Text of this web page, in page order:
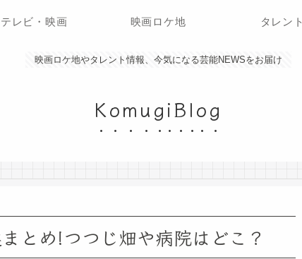
映画ロケ地やタレント情報、今気になる芸能NEWSをお届け
KomugiBlog
テレビ・映画 映画ロケ地 タレント
とめ!つつじ畑や病院はどこ？